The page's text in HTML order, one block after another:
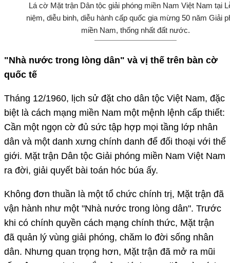
Lá cờ Mặt trận Dân tộc giải phóng miền Nam Việt Nam tại
niệm, diễu binh, diễu hành cấp quốc gia mừng 50 năm Giải
miền Nam, thống nhất đất nước.
"Nhà nước trong lòng dân" và vị thế trên bàn cờ
quốc tế
Tháng 12/1960, lịch sử đặt cho dân tộc Việt Nam, đặc
biệt là cách mạng miền Nam một mệnh lệnh cấp thiết:
Cần một ngọn cờ đủ sức tập hợp mọi tầng lớp nhân
dân và một danh xưng chính danh để đối thoại với thế
giới. Mặt trận Dân tộc Giải phóng miền Nam Việt Nam
ra đời, giải quyết bài toán hóc búa ấy.
Không đơn thuần là một tổ chức chính trị, Mặt trận đã
vận hành như một "Nhà nước trong lòng dân". Trước
khi có chính quyền cách mạng chính thức, Mặt trận
đã quản lý vùng giải phóng, chăm lo đời sống nhân
dân. Nhưng quan trọng hơn, Mặt trận đã mở ra mũi